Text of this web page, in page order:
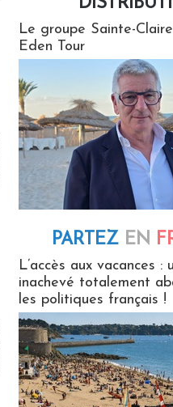
Le groupe Sainte-
Eden Tour
PARTEZ EN
L’accès aux vacances :
inachevé totalement
les politiques français !